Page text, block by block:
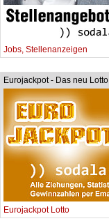
Jobs, Stellenanzeigen
Eurojackpot - Das neu Lotto
Eurojackpot Lotto